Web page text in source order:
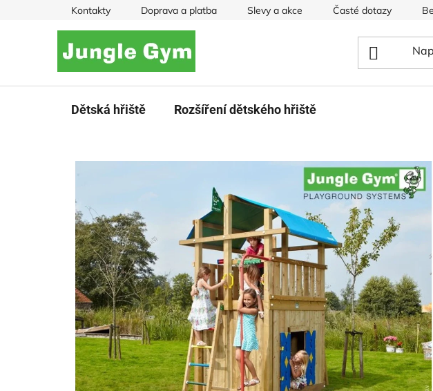
Kontakty Doprava a platba Slevy a akce Časté dotazy
Dětská hřiště Rozšíření dětského hřiště